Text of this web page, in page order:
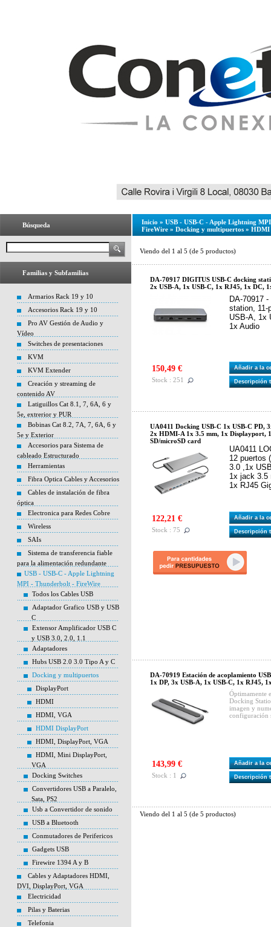
Búsqueda
Familias y Subfamilias
Armarios Rack 19 y 10
Accesorios Rack 19 y 10
Pro AV Gestión de Audio y
Vídeo
Switches de presentaciones
KVM
KVM Extender
Creación y streaming de
contenido AV
Latiguillos Cat 8.1, 7, 6A, 6 y
5e, extrerior y PUR
Bobinas Cat 8.2, 7A, 7, 6A, 6 y
5e y Exterior
Accesorios para Sistema de
cableado Estructurado
Herramientas
Fibra Optica Cables y Accesorios
Cables de instalación de fibra
óptica
Electronica para Redes Cobre
Wireless
SAIs
Sistema de transferencia fiable
para la alimentación redundante
USB - USB-C - Apple Lightning
MPI - Thunderbolt - FireWire
Todos los Cables USB
Adaptador Grafico USB y USB
C
Extensor Amplificador USB C
y USB 3.0, 2.0, 1.1
Adaptadores
Hubs USB 2.0 3.0 Tipo A y C
Docking y multipuertos
DisplayPort
HDMI
HDMI, VGA
HDMI DisplayPort
HDMI, DisplayPort, VGA
HDMI, Mini DisplayPort,
VGA
Docking Switches
Convertidores USB a Paralelo,
Sata, PS2
Usb a Convertidor de sonido
USB a Bluetooth
Conmutadores de Perifericos
Gadgets USB
Firewire 1394 A y B
Cables y Adaptadores HDMI,
DVI, DisplayPort, VGA
Electricidad
Pilas y Baterias
Telefonia
Inicio » USB - USB-C - Apple Lightning
FireWire » Docking y multipuertos » HDMI
Viendo del 1 al 5 (de 5 productos)
DA-70917 DIGITUS USB-C docking
2x USB-A, 1x USB-C, 1x RJ45, 1x DC,
DA-70917
station, 11-
USB-A, 1x
1x Audio
150,49 €
Stock : 251
Añadir a la
Descripción
UA0411 Docking USB-C 1x USB-C PD,
2x HDMI-A 1x 3.5 mm, 1x Displayport,
SD/microSD card
UA0411
12 puertos
3.0 ,1x
1x jack 3.5
1x RJ45
122,21 €
Stock : 75
Añadir a la
Descripción
DA-70919 Estación de acoplamiento
1x DP, 3x USB-A, 1x USB-C, 1x RJ45,
Óptimamente
Docking
imagen y
configuración
143,99 €
Stock : 1
Añadir a la
Descripción
Viendo del 1 al 5 (de 5 productos)